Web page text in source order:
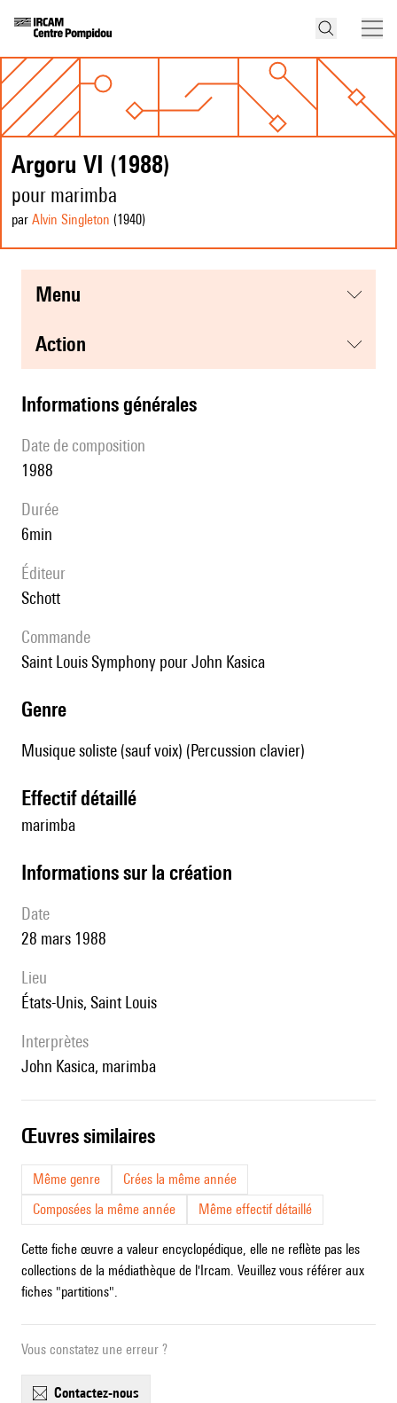
Argoru VI (1988)
pour marimba
par Alvin Singleton (1940)
menu
action
informations générales
date de composition
1988
durée
6min
éditeur
Schott
Commande
Saint Louis Symphony pour John Kasica
genre
Musique soliste (sauf voix) (Percussion clavier)
effectif détaillé
marimba
informations sur la création
date
28 mars 1988
lieu
États-Unis, Saint Louis
interprètes
John Kasica, marimba
œuvres similaires
Même genre
Crées la même année
Composées la même année
Même effectif détaillé
Cette fiche œuvre a valeur encyclopédique, elle ne reflète pas les
collections de la médiathèque de l'Ircam. Veuillez vous référer aux
fiches "partitions".
Vous constatez une erreur ?
contactez-nous